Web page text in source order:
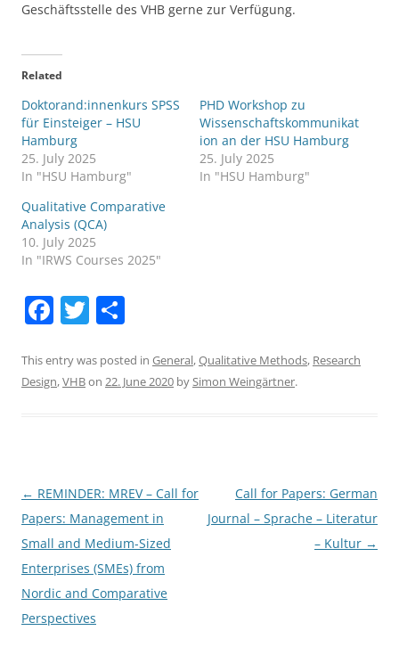
Geschäftsstelle des VHB gerne zur Verfügung.
Related
Doktorand:innenkurs SPSS
für Einsteiger – HSU
Hamburg
25. July 2025
In "HSU Hamburg"
PHD Workshop zu
Wissenschaftskommunikat
ion an der HSU Hamburg
25. July 2025
In "HSU Hamburg"
Qualitative Comparative
Analysis (QCA)
10. July 2025
In "IRWS Courses 2025"
F
c
e
o
k
T
itt
er
ar
e
This entry was posted in General,Qualitative Methods, Research
Design,VHBon 22. June 2020 bySimon Weingärtner.
Post
navigation
← REMINDER: MREV – Call for
Papers: Management in
Small and Medium-Sized
Enterprises (SMEs) from
Nordic and Comparative
Perspectives
Call for Papers: German
Journal – Sprache – Literatur
– Kultur →